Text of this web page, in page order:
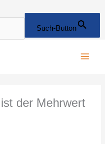
Such-Button
der Mehrwert